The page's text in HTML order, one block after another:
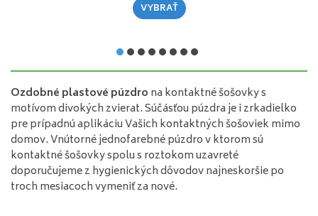
VYBRAŤ
Ozdobné plastové púzdro na kontaktné šošovky s
motívom divokých zvierat. Súčásťou púzdra je i zrkadielko
pre prípadnú aplikáciu Vašich kontaktných šošoviek mimo
domov. Vnútorné jednofarebné púzdro v ktorom sú
kontaktné šošovky spolu s roztokom uzavreté
doporučujeme z hygienických dôvodov najneskoršie po
troch mesiacoch vymeniť za nové.